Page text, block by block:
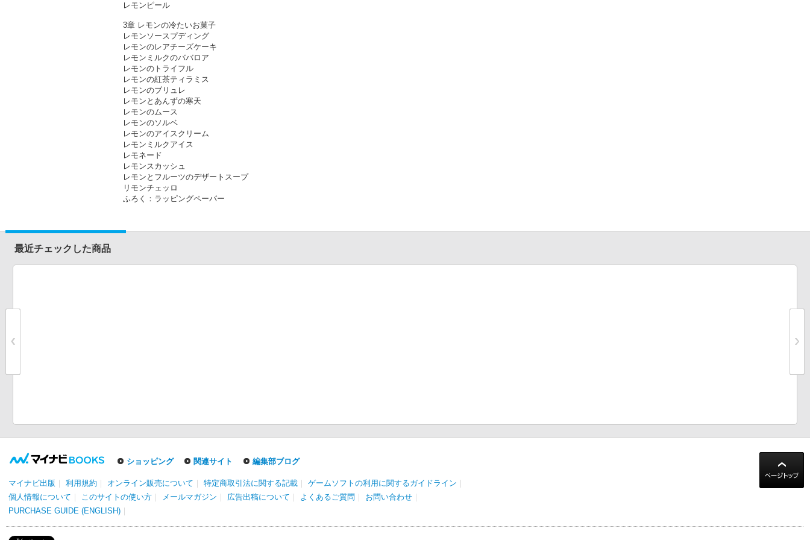
レモンピール
3章 レモンの冷たいお菓子
レモンソースプディング
レモンのレアチーズケーキ
レモンミルクのババロア
レモンのトライフル
レモンの紅茶ティラミス
レモンのブリュレ
レモンとあんずの寒天
レモンのムース
レモンのソルベ
レモンのアイスクリーム
レモンミルクアイス
レモネード
レモンスカッシュ
レモンとフルーツのデザートスープ
リモンチェッロ
ふろく：ラッピングペーパー
最近チェックした商品
ショッピング 関連サイト 編集部ブログ
マイナビ出版 利用規約 オンライン販売について 特定商取引法に関する記載 ゲームソフトの利用に関するガイドライン
個人情報について
このサイトの使い方 メールマガジン 広告出稿について よくあるご質問 お問い合わせ
PURCHASE GUIDE (ENGLISH)